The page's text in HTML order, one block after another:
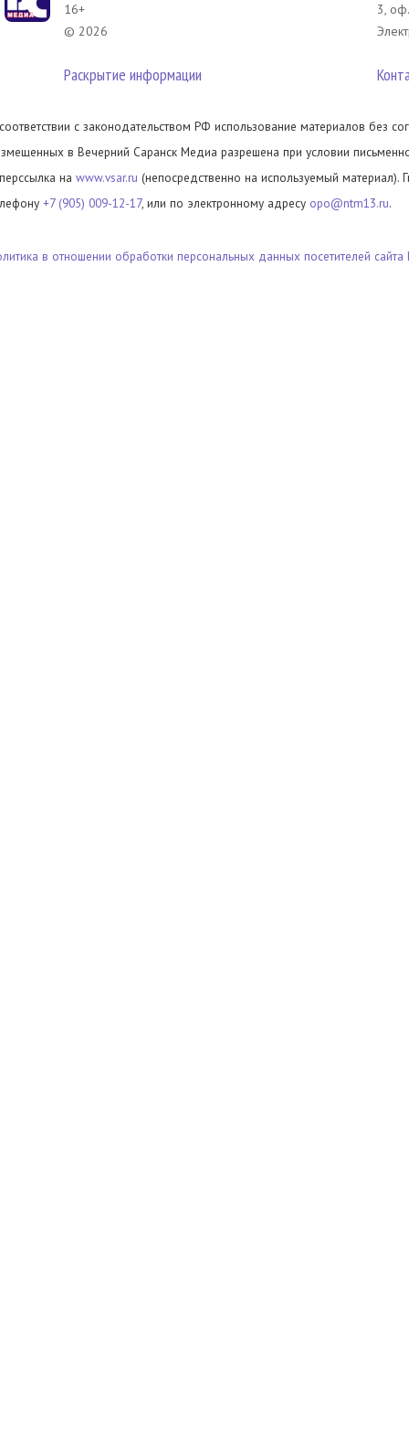
16+
© 2026
Раскрытие информации
3,
с законодательством РФ использование материалов без
в Вечерний Саранск Медиа разрешена при условии
на www.vsar.ru (непосредственно на используемый материал).
+7 (905) 009-12-17, или по электронному адресу opo@ntm13.ru.
в отношении обработки персональных данных посетителей